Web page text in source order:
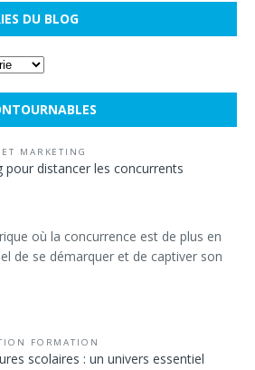
DU BLOG
MARKETING
pour distancer les concurrents
où la concurrence est de plus en
de se démarquer et de captiver son
FORMATION
scolaires : un univers essentiel